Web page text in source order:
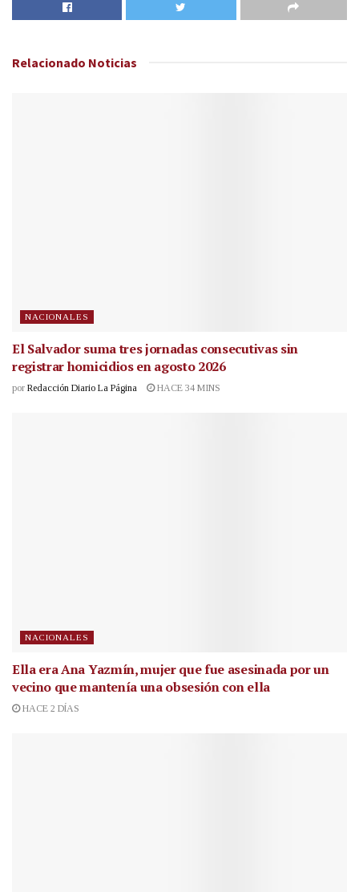
Relacionado Noticias
NACIONALES
El Salvador suma tres jornadas consecutivas sin
registrar homicidios en agosto 2026
por Redacción Diario La Página HACE 34 MINS
NACIONALES
Ella era Ana Yazmín, mujer que fue asesinada por un
vecino que mantenía una obsesión con ella
HACE 2 DÍAS